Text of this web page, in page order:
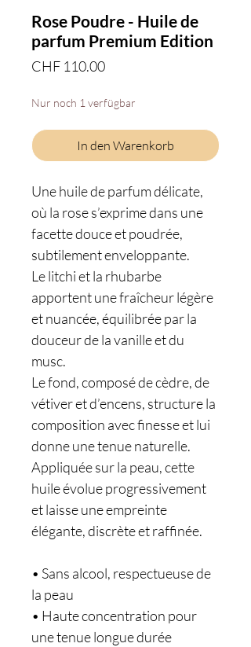
Rose Poudre - Huile de
parfum Premium Edition
CHF 110.00Preis
Nur noch 1 verfügbar
In den Warenkorb
Une huile de parfum délicate,
où la rose s’exprime dans une
facette douce et poudrée,
subtilement enveloppante.
Le litchi et la rhubarbe
apportent une fraîcheur légère
et nuancée, équilibrée par la
douceur de la vanille et du
musc.
Le fond, composé de cèdre, de
vétiver et d’encens, structure la
composition avec finesse et lui
donne une tenue naturelle.
Appliquée sur la peau, cette
huile évolue progressivement
et laisse une empreinte
élégante, discrète et raffinée.
• Sans alcool, respectueuse de
la peau
• Haute concentration pour
une tenue longue durée